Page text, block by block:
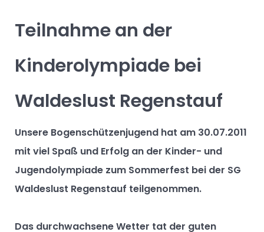
Teilnahme an der
Kinderolympiade bei
Waldeslust Regenstauf
Unsere Bogenschützenjugend hat am 30.07.2011
mit viel Spaß und Erfolg an der Kinder- und
Jugendolympiade zum Sommerfest bei der SG
Waldeslust Regenstauf teilgenommen.
Das durchwachsene Wetter tat der guten